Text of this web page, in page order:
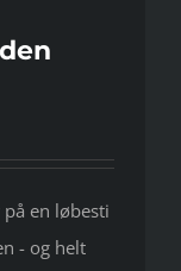
en løbesti
- og helt